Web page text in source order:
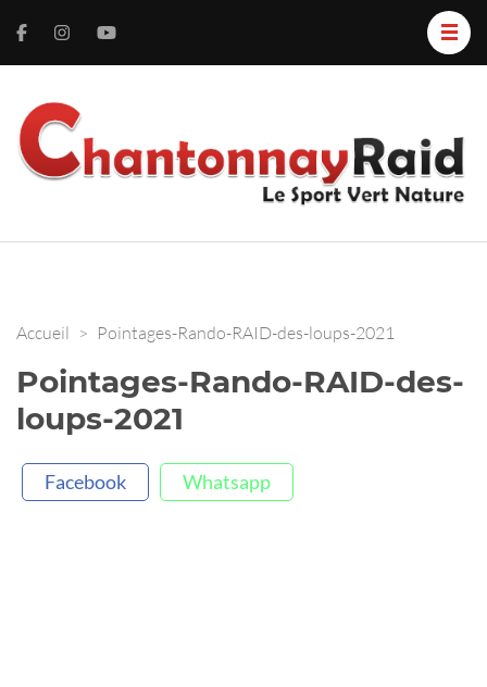
Accueil > Pointages-Rando-RAID-des-loups-2021
Pointages-Rando-RAID-des-
loups-2021
Facebook Whatsapp